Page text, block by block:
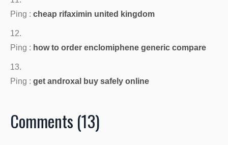
Ping : cheap rifaximin united kingdom
Ping : how to order enclomiphene generic compare
Ping : get androxal buy safely online
Comments (13)